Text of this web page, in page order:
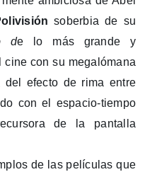
soberbia de su
de lo más grande y
con su megalómana
del efecto de rima entre
con el espacio-tiempo
de la pantalla
de las películas que